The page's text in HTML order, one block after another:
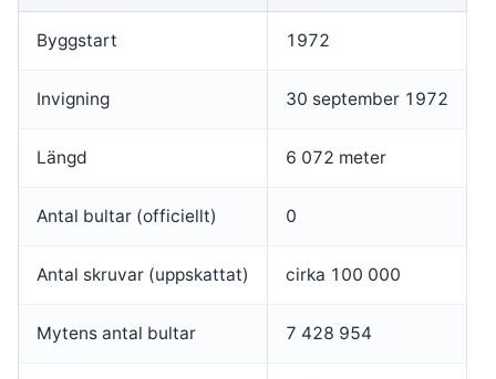
Byggstart 1972
Invigning 30 september 1972
Längd 6 072 meter
Antal bultar (officiellt) 0
Antal skruvar (uppskattat) cirka 100 000
Mytens antal bultar 7 428 954